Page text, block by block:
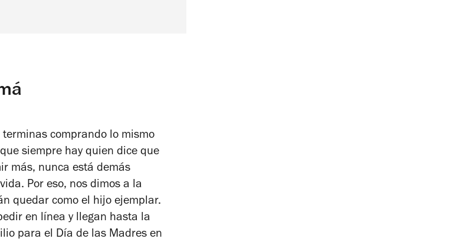
comprando lo mismo
siempre hay quien dice que
más, nunca está demás
Por eso, nos dimos a la
quedar como el hijo ejemplar.
en línea y llegan hasta la
para el Día de las Madres en